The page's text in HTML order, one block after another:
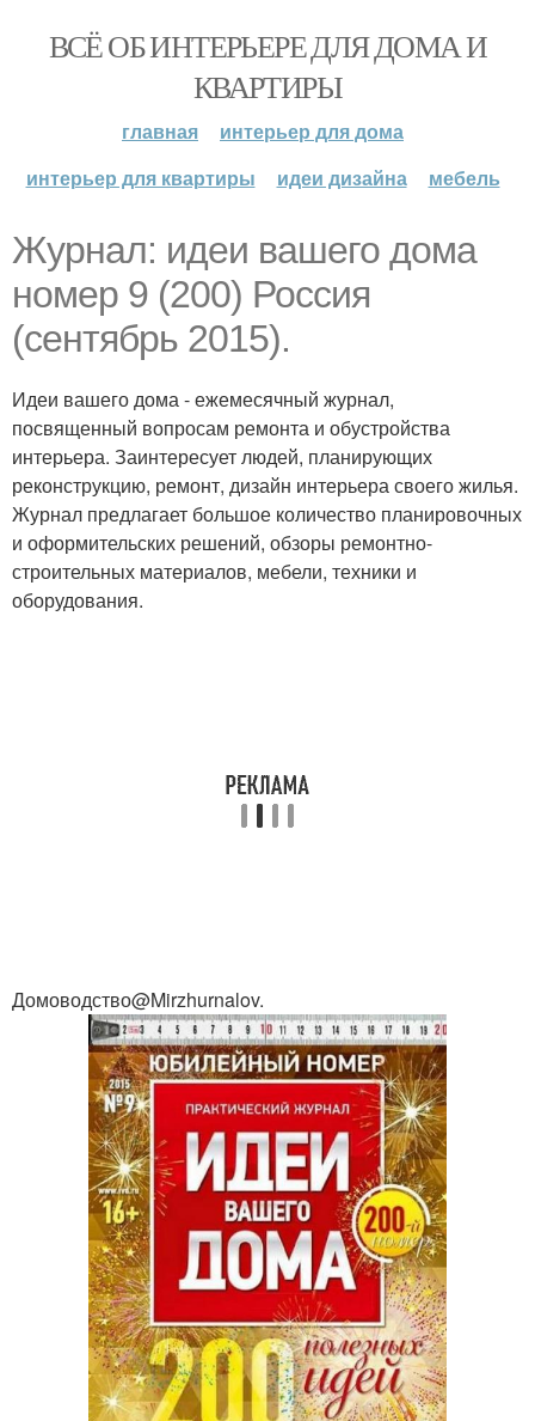
ВСЁ ОБ ИНТЕРЬЕРЕ ДЛЯ ДОМА И
КВАРТИРЫ
главная
интерьер для дома
интерьер для квартиры
идеи дизайна мебель
Журнал: идеи вашего дома
номер 9 (200) Россия
(сентябрь 2015).
Идеи вашего дома - ежемесячный журнал,
посвященный вопросам ремонта и обустройства
интерьера. Заинтересует людей, планирующих
реконструкцию, ремонт, дизайн интерьера своего жилья.
Журнал предлагает большое количество планировочных
и оформительских решений, обзоры ремонтно-
строительных материалов, мебели, техники и
оборудования.
Домоводство@Mirzhurnalov.